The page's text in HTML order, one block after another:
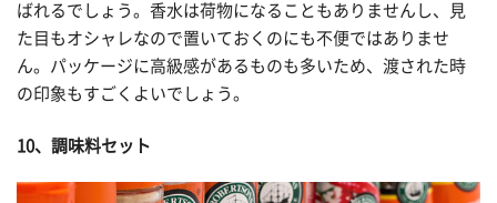
ばれるでしょう。香水は荷物になることもありませんし、見
た目もオシャレなので置いておくのにも不便ではありませ
ん。パッケージに高級感があるものも多いため、渡された時
の印象もすごくよいでしょう。
10、調味料セット